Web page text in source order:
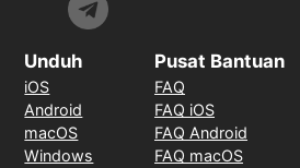
Unduh
iOS
Android
macOS
Windows
Pusat Bantuan
FAQ
FAQ iOS
FAQ Android
FAQ macOS